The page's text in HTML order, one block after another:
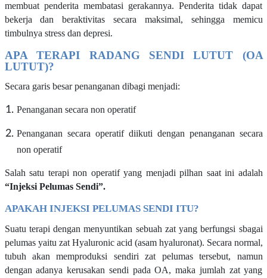
membuat penderita membatasi gerakannya. Penderita tidak dapat
bekerja dan beraktivitas secara maksimal, sehingga memicu
timbulnya stress dan depresi.
APA TERAPI RADANG SENDI LUTUT (OA
LUTUT)?
Secara garis besar penanganan dibagi menjadi:
Penanganan secara non operatif
Penanganan secara operatif diikuti dengan penanganan secara
non operatif
Salah satu terapi non operatif yang menjadi pilhan saat ini adalah
“Injeksi Pelumas Sendi”.
APAKAH INJEKSI PELUMAS SENDI ITU?
Suatu terapi dengan menyuntikan sebuah zat yang berfungsi sbagai
pelumas yaitu zat Hyaluronic acid (asam hyaluronat). Secara normal,
tubuh akan memproduksi sendiri zat pelumas tersebut, namun
dengan adanya kerusakan sendi pada OA, maka jumlah zat yang